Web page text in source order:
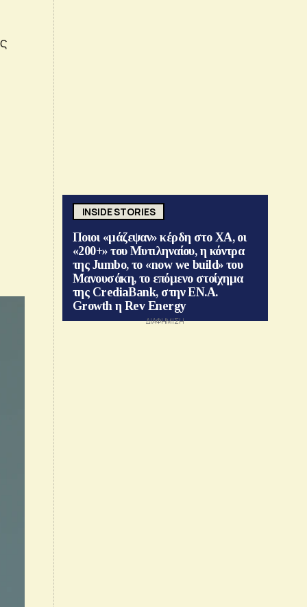
INSIDE STORIES
Ποιοι «μάζεψαν» κέρδη στο ΧΑ, οι
«200+» του Μυτιληναίου, η κόντρα
της Jumbo, το «now we build» του
Μανουσάκη, το επόμενο στοίχημα
της CrediaBank, στην ΕΝ.Α.
Growth η Rev Energy